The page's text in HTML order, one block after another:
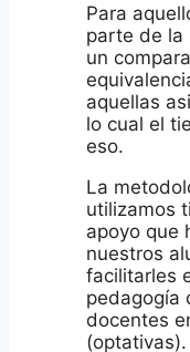
Para
parte de la
un
aquellas
lo cual el
eso.
La
utilizamos
apoyo que
nuestros
facilitarles
pedagogía
docentes